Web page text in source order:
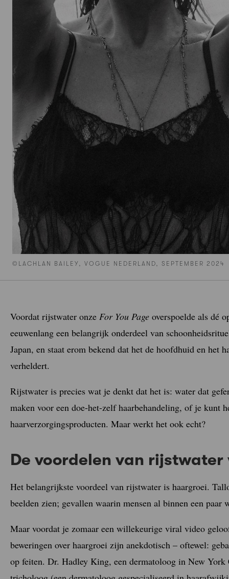
©LACHLAN BAILEY, VOGUE NEDERLAND, SEPTEMBER 2024
Voordat rijstwater onze For You Page overspoelde als dé
eeuwenlang een belangrijk onderdeel van
Japan, en staat erom bekend dat het de hoofdhuid en het
verheldert.
Rijstwater is precies wat je denkt dat het is: water dat
maken voor een doe-het-zelf haarbehandeling, of je kunt
haarverzorgingsproducten. Maar werkt het ook echt?
De voordelen van rijstwater
Het belangrijkste voordeel van rijstwater is haargroei.
beelden zien; gevallen waarin mensen al binnen een
Maar voordat je zomaar een willekeurige viral video
beweringen over haargroei zijn anekdotisch – oftewel:
op feiten. Dr. Hadley King, een dermatoloog in New